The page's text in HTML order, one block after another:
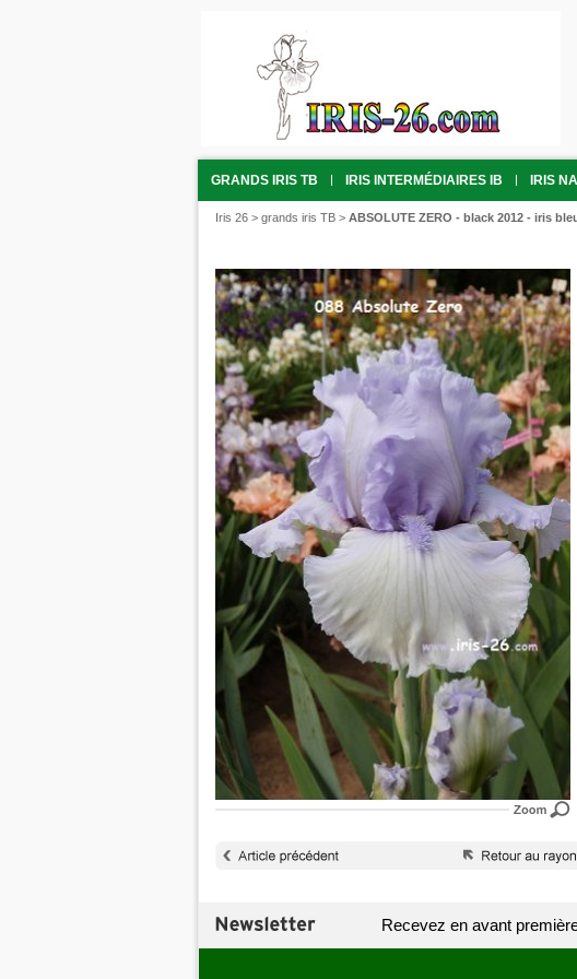
GRANDS IRIS TB IRIS INTERMÉDIAIRES IB IRIS
Iris 26 > grands iris TB > ABSOLUTE ZERO - black 2012 - iris
Recevez en avant